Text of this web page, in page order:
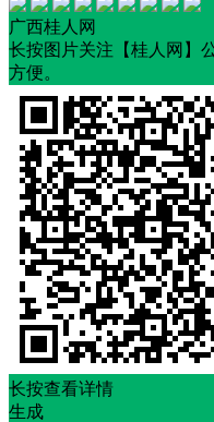
广西桂人网
长按图片关注【桂人网】
方便。
长按查看详情
生成